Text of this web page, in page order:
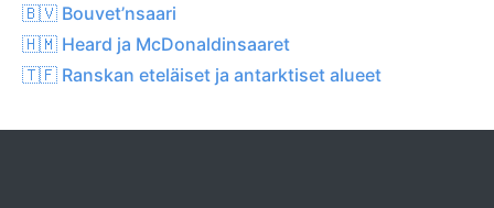
🇧🇻 Bouvet’nsaari
🇭🇲 Heard ja McDonaldinsaaret
🇹🇫 Ranskan eteläiset ja antarktiset alueet